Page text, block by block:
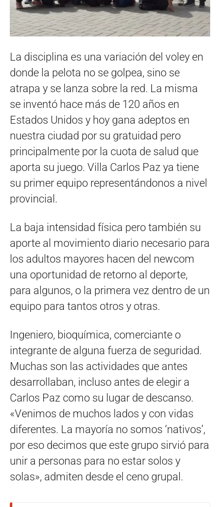
La disciplina es una variación del voley en
donde la pelota no se golpea, sino se
atrapa y se lanza sobre la red. La misma
se inventó hace más de 120 años en
Estados Unidos y hoy gana adeptos en
nuestra ciudad por su gratuidad pero
principalmente por la cuota de salud que
aporta su juego. Villa Carlos Paz ya tiene
su primer equipo representándonos a nivel
provincial.
La baja intensidad física pero también su
aporte al movimiento diario necesario para
los adultos mayores hacen del newcom
una oportunidad de retorno al deporte,
para algunos, o la primera vez dentro de un
equipo para tantos otros y otras.
Ingeniero, bioquímica, comerciante o
integrante de alguna fuerza de seguridad.
Muchas son las actividades que antes
desarrollaban, incluso antes de elegir a
Carlos Paz como su lugar de descanso.
«Venimos de muchos lados y con vidas
diferentes. La mayoría no somos ‘nativos’,
por eso decimos que este grupo sirvió para
unir a personas para no estar solos y
solas», admiten desde el ceno grupal.